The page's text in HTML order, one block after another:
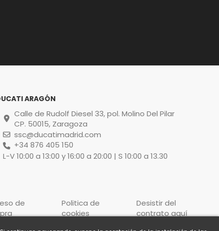
ARAGÓN
Calle de Rudolf Diesel 33, pol. Molino Del Pilar
CP. 50015, Zaragoza
ssc@ducatimadrid.com
+34 876 405 150
L-V 10:00 a 13:00 y 16:00 a 20:00 | S 10:00 a 13.30
de
Politica de
cookies
Desistir del
contrato aquí